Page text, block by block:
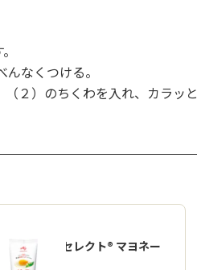
なくつける。
２）のちくわを入れ、カラッと
「ピュアセレクト® マヨネー
ズ」